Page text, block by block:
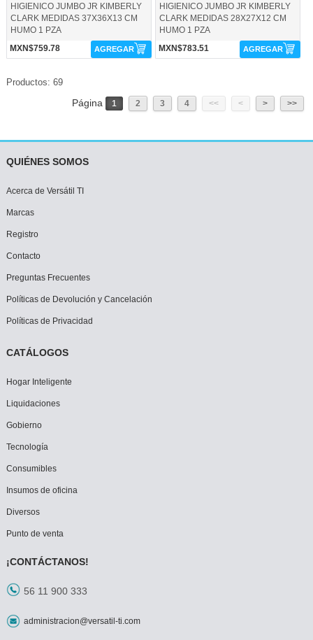
HIGIENICO JUMBO JR KIMBERLY
CLARK MEDIDAS 37X36X13 CM
HUMO 1 PZA
MXN$759.78
AGREGAR
HIGIENICO JUMBO JR KIMBERLY
CLARK MEDIDAS 28X27X12 CM
HUMO 1 PZA
MXN$783.51
AGREGAR
Productos: 69
Página 1 2 3 4 << < > >>
QUIÉNES SOMOS
Acerca de Versátil TI
Marcas
Registro
Contacto
Preguntas Frecuentes
Políticas de Devolución y Cancelación
Políticas de Privacidad
CATÁLOGOS
Hogar Inteligente
Liquidaciones
Gobierno
Tecnología
Consumibles
Insumos de oficina
Diversos
Punto de venta
¡CONTÁCTANOS!
56 11 900 333
administracion@versatil-ti.com